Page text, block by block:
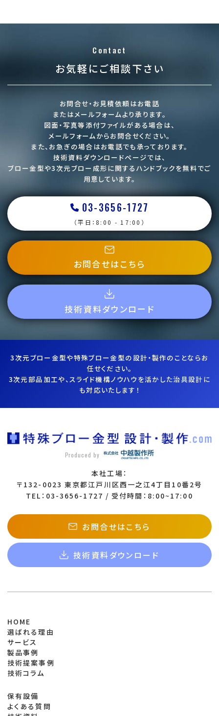
Contact
お気軽にご相談下さい
お問合せ・お見積依頼はお電話
またはメールフォームより承ります。
図面・写真等添付ファイルがある場合は、
メールフォームからお問合せください。
また、お急ぎの場合はお電話でも承っております。
技術資料ダウンロードページでは、
ブロー金型や3次元ブロー成形に関するハンドブックを無料でご
用意しています。
03-3656-1727
（平日：8:00 - 17:00）
お問合せはこちら
技術資料ダウンロード
3次元ブロー金型や特殊ブロー金型の設計・製作のことならお
任せください。
3次元部品加工や、スライド機構ノウハウを活かした治具設計に
も対応いたします！
Produced by
本社工場：
〒132-0023 東京都江戸川区西一之江4丁目10番2号
TEL：03-3656-1727 / 受付時間：8:00~17:00
お問合せはこちら
技術資料ダウンロード
HOME
選ばれる理由
サービス
製品事例
技術提案事例
技術コラム
保有設備
よくある質問